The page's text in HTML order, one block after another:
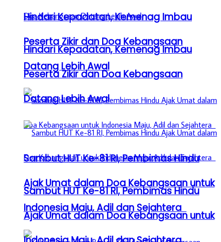
Hindari Kepadatan, Kemenag Imbau
Peserta Zikir dan Doa Kebangsaan
Datang Lebih Awal
Sambut HUT Ke-81 RI, Pembimas Hindu
Ajak Umat dalam Doa Kebangsaan untuk
Indonesia Maju, Adil dan Sejahtera
Hindari Kepadatan, Kemenag Imbau
Peserta Zikir dan Doa Kebangsaan
Datang Lebih Awal
Sambut HUT Ke-81 RI, Pembimas Hindu
Ajak Umat dalam Doa Kebangsaan untuk